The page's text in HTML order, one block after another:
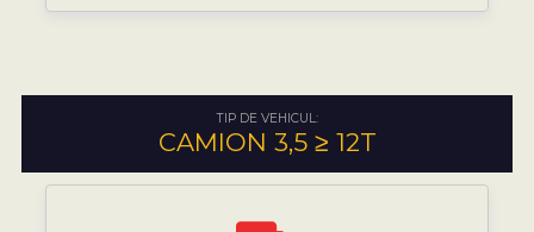
TIP DE VEHICUL:
CAMION 3,5 ≥ 12T